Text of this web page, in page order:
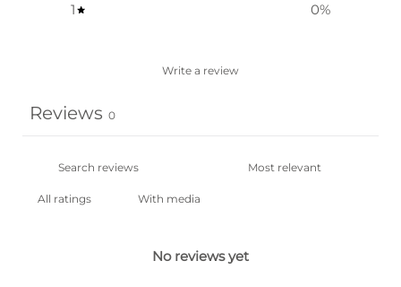
1
0%
Write a review
Reviews 0
With media
No reviews yet